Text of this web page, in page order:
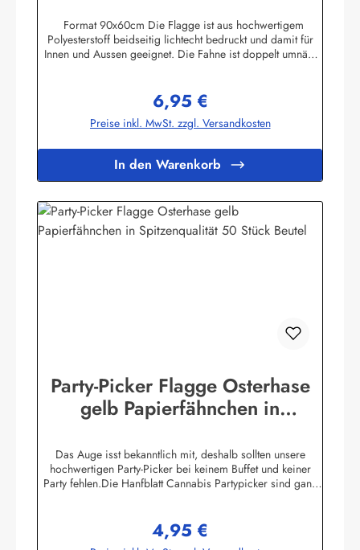
Format 90x60cm Die Flagge ist aus hochwertigem
Polyesterstoff beidseitig lichtecht bedruckt und damit für
Innen und Aussen geeignet. Die Fahne ist doppelt umnäht
eingeholt werden. Die Hissflagge ist relativ leicht, ca. 90
Gramm und weht deshalb schon bei kleinster Brise. Im
Besatzband sind 2 Metallösen eingearbeitet an denen eine
Mast zu hissen. Die Flagge kann bei 30 Grad gewaschen
und mit niedriger Temperatur gebügelt werden. Die auf
dem Foto erkennbaren Falten sind durch die Verpackung
bedingt und lassen sich durch Bügeln entfernen. Wir führen
eine riesige Auswahl an Länder- und Sonderflaggen, XXL-
Flaggen, Bootsflaggen, Tischflaggen, Flaggen-Halterungen
und anderes Zubehör.Herstellerinformationen:Fahnen-Shop
Regulärer Preis:
6,95 €
Preise inkl. MwSt. zzgl. Versandkosten
In den Warenkorb
Party-Picker Flagge Osterhase
gelb Papierfähnchen in
Das Auge isst bekanntlich mit, deshalb sollten unsere
hochwertigen Party-Picker bei keinem Buffet und keiner
Party fehlen.Die Hanfblatt Cannabis Partypicker sind ganz
Unsere Partypicker Fahnen (25x36 mm) sind nicht wie
allgemein üblich lieblos um den Zahnstocher herumgeklebt
Regulärer Preis:
4,95 €